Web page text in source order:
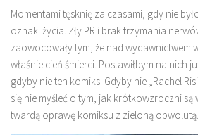
Momentami tęsknię za czasami, gdy nie
oznaki życia. Zły PR i brak trzymania
zaowocowały tym, że nad wydawnictwem
właśnie cień śmierci. Postawiłbym na nich
gdyby nie ten komiks. Gdyby nie „Rachel
się nie myśleć o tym, jak krótkowzroczni są
twardą oprawę komiksu z zieloną obwolutą.